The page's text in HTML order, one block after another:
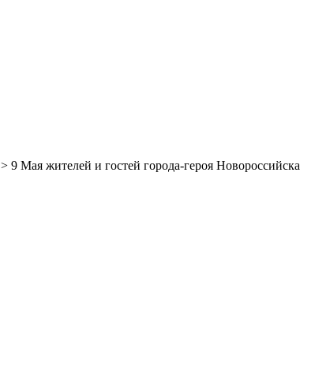
> 9 Мая жителей и гостей города-героя Новороссийска